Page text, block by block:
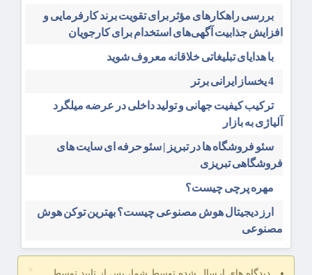
بررسی راهکارهای مؤثر برای تقویت برند کارفرمایی و
افزایش جذابیت آگهی‌های استخدام برای کارجویان
با هدایای تبلیغاتی خلاقانه معروف شوید
4 یخساز ایرانی برتر
ترکیب کیفیت جهانی و تولید داخلی در عرضه میلگرد
آلیاژی به بازار
سئو فروشگاه‌ ها در تبریز | سئو حرفه ای سایت های
فروشگاهی تبریزی
مهره پرچی چیست؟
ارز دیجیتال هوش مصنوعی چیست؟ بهترین توکن هوش
مصنوعی
×